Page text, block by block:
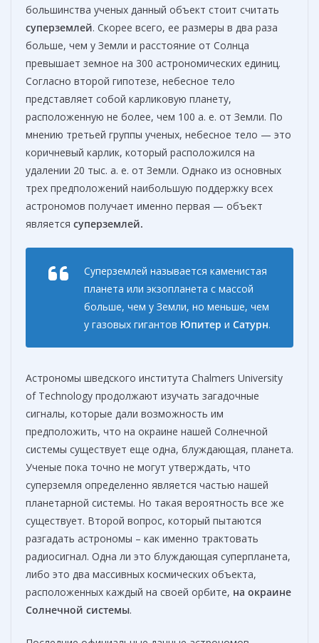
большинства ученых данный объект стоит считать
суперземлей. Скорее всего, ее размеры в два раза
больше, чем у Земли и расстояние от Солнца
превышает земное на 300 астрономических единиц.
Согласно второй гипотезе, небесное тело
представляет собой карликовую планету,
расположенную не более, чем 100 а. е. от Земли. По
мнению третьей группы ученых, небесное тело — это
коричневый карлик, который расположился на
удалении 20 тыс. а. е. от Земли. Однако из основных
трех предположений наибольшую поддержку всех
астрономов получает именно первая — объект
является суперземлей.
Суперземлей называется каменистая
планета или экзопланета с массой
больше, чем у Земли, но меньше, чем
у газовых гигантов Юпитер и Сатурн.
Астрономы шведского института Chalmers University
of Technology продолжают изучать загадочные
сигналы, которые дали возможность им
предположить, что на окраине нашей Солнечной
системы существует еще одна, блуждающая, планета.
Ученые пока точно не могут утверждать, что
суперземля определенно является частью нашей
планетарной системы. Но такая вероятность все же
существует. Второй вопрос, который пытаются
разгадать астрономы – как именно трактовать
радиосигнал. Одна ли это блуждающая суперпланета,
либо это два массивных космических объекта,
расположенных каждый на своей орбите, на окраине
Солнечной системы.